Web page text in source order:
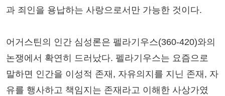
과 죄인을 용납하는 사랑으로서만 가능한 것이다.
어거스틴의 인간 심성론은 펠라기우스(360-420)와의
논쟁에서 확연히 드러났다. 펠라기우스는 요즘으로
말하면 인간을 이성적 존재, 자유의지를 지닌 존재, 자
유를 행사하고 책임지는 존재라고 이해한 사상가였